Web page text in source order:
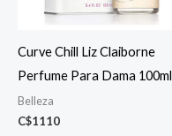
Curve Chill Liz Claiborne
Perfume Para Dama 100ml
Belleza
C$1110